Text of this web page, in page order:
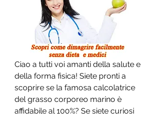
Ciao a tutti voi amanti della salute e
della forma fisica! Siete pronti a
scoprire se la famosa calcolatrice
del grasso corporeo marino è
affidabile al 100%? Se siete curiosi